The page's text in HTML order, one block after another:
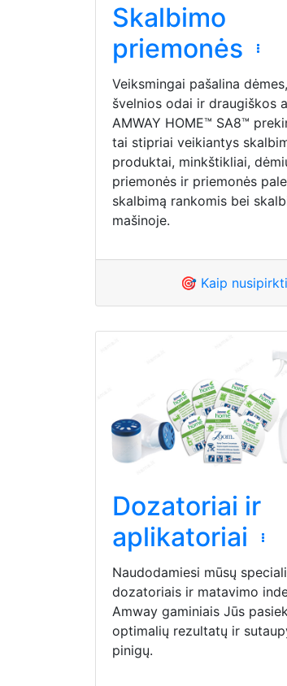
Skalbimo
priemonės
Veiksmingai pašalina
švelnios odai ir draugiškos
AMWAY HOME™ SA8™
tai stipriai veikiantys
produktai, minkštikliai,
priemonės ir priemonės
skalbimą rankomis bei
mašinoje.
🎯 Kaip
Dozatoriai ir
aplikatoriai
Naudodamiesi mūsų
dozatoriais ir matavimo
Amway gaminiais Jūs
optimalių rezultatų ir
pinigų.